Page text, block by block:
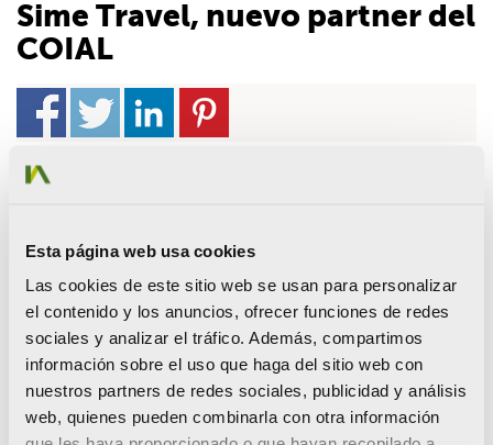
Esta página web usa cookies
Las cookies de este sitio web se usan para personalizar
el contenido y los anuncios, ofrecer funciones de redes
sociales y analizar el tráfico. Además, compartimos
información sobre el uso que haga del sitio web con
nuestros partners de redes sociales, publicidad y análisis
web, quienes pueden combinarla con otra información
Sime Travel, nuevo partner del
COIAL
Hoy damos la bienvenida a
abarcan todo tipo de viajes y gestiones relacionadas tanto
con el turismo como con viajes de negocio
acreditan especialización en la organización de viajes a
ferias del sector agrario
, como Fruit Logistica y Fruit
Atraction, capacidad para fletar vuelos charter y ofrecen
todos los servicios que el cliente solicite. Durante los viajes,
Sime Travel tiene servicio de 24 horas para solucionar
cualquier incidencia que surja a sus clientes.